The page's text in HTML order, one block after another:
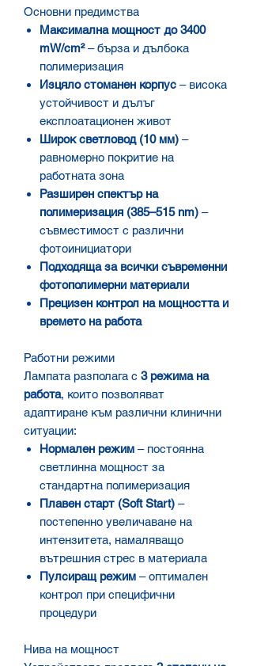
Основни предимства
Максимална мощност до 3400
mW/cm²– бърза и дълбока
полимеризация
Изцяло стоманен корпус – висока
устойчивост и дълъг
експлоатационен живот
Широк светловод (10 мм) –
равномерно покритие на
работната зона
Разширен спектър на
полимеризация (385–515 nm) –
съвместимост с различни
фотоинициатори
Подходяща за всички съвременни
фотополимерни материали
Прецизен контрол на мощността и
времето на работа
Работни режими
Лампата разполага с 3 режима на
работа, които позволяват
адаптиране към различни клинични
ситуации:
Нормален режим – постоянна
светлинна мощност за
стандартна полимеризация
Плавен старт (Soft Start) –
постепенно увеличаване на
интензитета, намаляващо
вътрешния стрес в материала
Пулсиращ режим – оптимален
контрол при специфични
процедури
Нива на мощност